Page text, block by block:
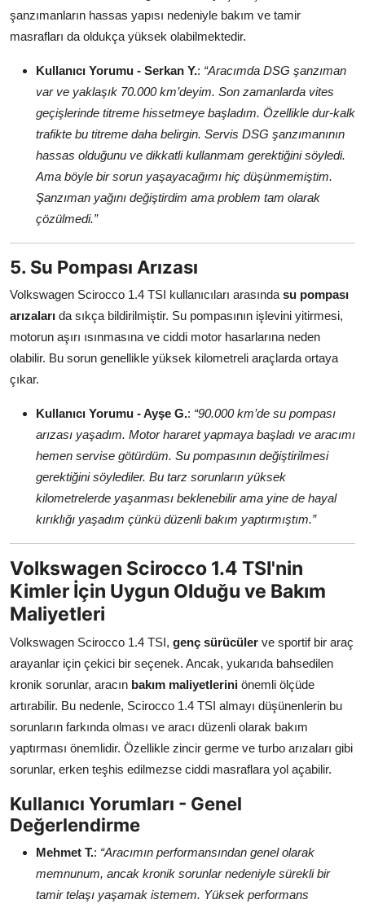
şanzımanların hassas yapısı nedeniyle bakım ve tamir
masrafları da oldukça yüksek olabilmektedir.
Kullanıcı Yorumu - Serkan Y.: “Aracımda DSG şanzıman
var ve yaklaşık 70.000 km’deyim. Son zamanlarda vites
geçişlerinde titreme hissetmeye başladım. Özellikle dur-kalk
trafikte bu titreme daha belirgin. Servis DSG şanzımanının
hassas olduğunu ve dikkatli kullanmam gerektiğini söyledi.
Ama böyle bir sorun yaşayacağımı hiç düşünmemiştim.
Şanzıman yağını değiştirdim ama problem tam olarak
çözülmedi.”
5. Su Pompası Arızası
Volkswagen Scirocco 1.4 TSI kullanıcıları arasında su pompası
arızaları da sıkça bildirilmiştir. Su pompasının işlevini yitirmesi,
motorun aşırı ısınmasına ve ciddi motor hasarlarına neden
olabilir. Bu sorun genellikle yüksek kilometreli araçlarda ortaya
çıkar.
Kullanıcı Yorumu - Ayşe G.: “90.000 km’de su pompası
arızası yaşadım. Motor hararet yapmaya başladı ve aracımı
hemen servise götürdüm. Su pompasının değiştirilmesi
gerektiğini söylediler. Bu tarz sorunların yüksek
kilometrelerde yaşanması beklenebilir ama yine de hayal
kırıklığı yaşadım çünkü düzenli bakım yaptırmıştım.”
Volkswagen Scirocco 1.4 TSI'nin
Kimler İçin Uygun Olduğu ve Bakım
Maliyetleri
Volkswagen Scirocco 1.4 TSI, genç sürücüler ve sportif bir araç
arayanlar için çekici bir seçenek. Ancak, yukarıda bahsedilen
kronik sorunlar, aracın bakım maliyetlerini önemli ölçüde
artırabilir. Bu nedenle, Scirocco 1.4 TSI almayı düşünenlerin bu
sorunların farkında olması ve aracı düzenli olarak bakım
yaptırması önemlidir. Özellikle zincir germe ve turbo arızaları gibi
sorunlar, erken teşhis edilmezse ciddi masraflara yol açabilir.
Kullanıcı Yorumları - Genel
Değerlendirme
Mehmet T.: “Aracımın performansından genel olarak
memnunum, ancak kronik sorunlar nedeniyle sürekli bir
tamir telaşı yaşamak istemem. Yüksek performans